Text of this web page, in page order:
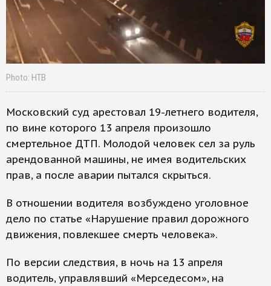
Photo: НТВ
Московский суд арестовал 19-летнего водителя,
по вине которого 13 апреля произошло
смертельное ДТП. Молодой человек сел за руль
арендованной машины, не имея водительских
прав, а после аварии пытался скрыться.
В отношении водителя возбуждено уголовное
дело по статье «Нарушение правил дорожного
движения, повлекшее смерть человека».
По версии следствия, в ночь на 13 апреля
водитель, управлявший «Мерседесом», на